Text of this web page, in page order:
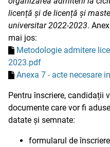
licență și de licență și
universitar 2022-2023.
mai jos:
Metodologie admitere
2023.pdf
Anexa 7 - acte necesare
Pentru înscriere, candidații
documente care vor fi
datate și semnate:
formularul de